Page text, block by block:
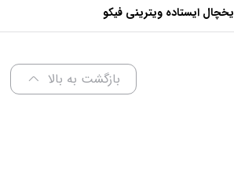
یخچال ایستاده ویترینی فیکو
عرض 60 سانتی متر
بازگشت به بالا